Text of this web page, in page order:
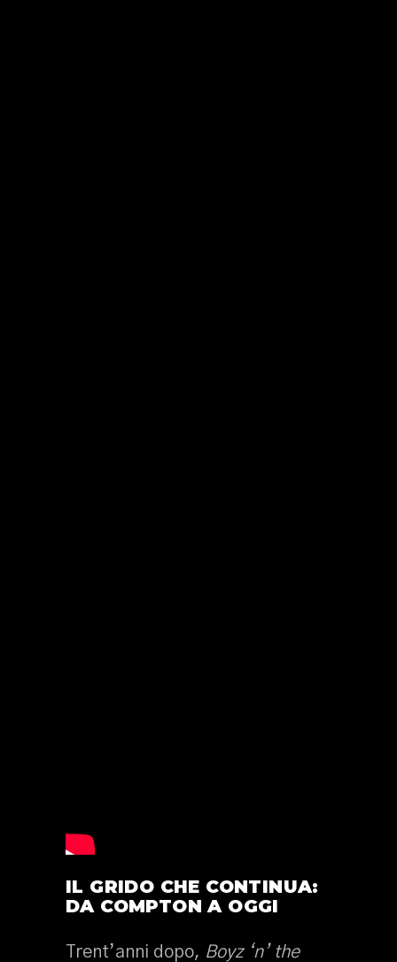
IL GRIDO CHE CONTINUA:
DA COMPTON A OGGI
Trent’anni dopo, Boyz ‘n’ the